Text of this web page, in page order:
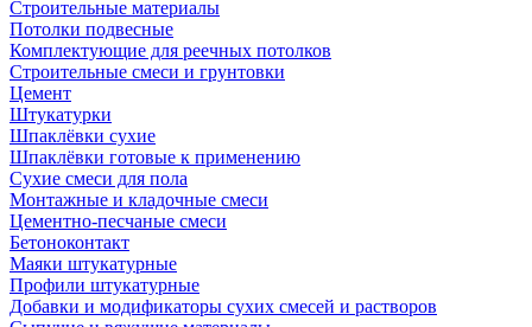
Строительные материалы
Потолки подвесные
Комплектующие для реечных потолков
Строительные смеси и грунтовки
Цемент
Штукатурки
Шпаклёвки сухие
Шпаклёвки готовые к применению
Сухие смеси для пола
Монтажные и кладочные смеси
Цементно-песчаные смеси
Бетоноконтакт
Маяки штукатурные
Профили штукатурные
Добавки и модификаторы сухих смесей и растворов